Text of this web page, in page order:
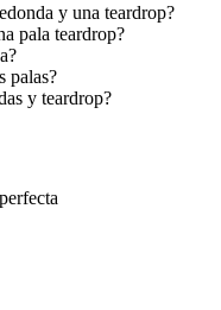
y una teardrop?
pala teardrop?
palas?
y teardrop?